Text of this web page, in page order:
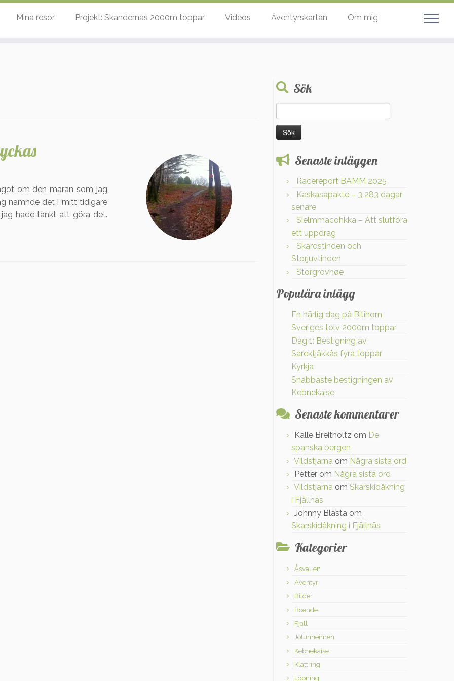
Mina resor Projekt: Skandernas 2000m toppar Videos Äventyrskartan Om mig
om den maran som jag
nämnde det i mitt tidigare
hade tänkt att göra det.
Sök
efter:
Senaste inläggen
Racereport BAMM 2025
Kaskasapakte – 3 283 dagar
senare
Sielmmacohkka – Att slutföra
ett uppdrag
Skardstinden och
Storjuvtinden
Storgrovhøe
Populära inlägg
En härlig dag på Bitihorn
Sveriges tolv 2000m toppar
Dag 1: Bestigning av
Sarektjåkkås fyra toppar
Kyrkja
Snabbaste bestigningen av
Kebnekaise
Senaste kommentarer
Kalle Breitholtz om De
spanska bergen
Vildstjarna om Några sista ord
Petter om Några sista ord
Vildstjarna om Skarskidåkning
i Fjällnäs
Johnny Blästa om
Skarskidåkning i Fjällnäs
Kategorier
Åsvallen
Äventyr
Bilder
Boende
Fjäll
Jotunheimen
Kebnekaise
Klättring
Löpning